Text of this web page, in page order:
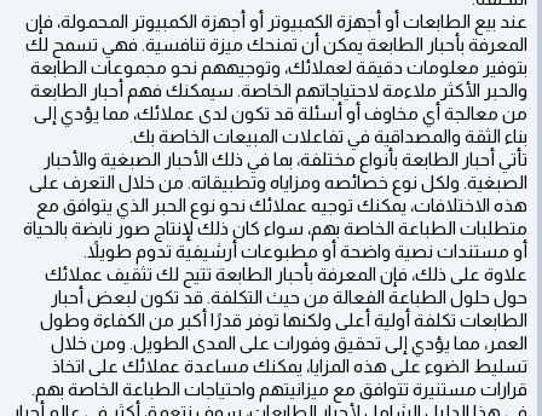
عند بيع الطابعات أو أجهزة الكمبيوتر أو أجهزة الكمبيوتر المحمولة، فإن
المعرفة بأحبار الطابعة يمكن أن تمنحك ميزة تنافسية. فهي تسمح لك
بتوفير معلومات دقيقة لعملائك، وتوجيههم نحو مجموعات الطابعة
والحبر الأكثر ملاءمة لاحتياجاتهم الخاصة. سيمكنك فهم أحبار الطابعة
من معالجة أي مخاوف أو أسئلة قد تكون لدى عملائك، مما يؤدي إلى
بناء الثقة والمصداقية في تفاعلات المبيعات الخاصة بك.
تأتي أحبار الطابعة بأنواع مختلفة، بما في ذلك الأحبار الصبغية والأحبار
الصبغية. ولكل نوع خصائصه ومزاياه وتطبيقاته. من خلال التعرف على
هذه الاختلافات، يمكنك توجيه عملائك نحو نوع الحبر الذي يتوافق مع
متطلبات الطباعة الخاصة بهم، سواء كان ذلك لإنتاج صور نابضة بالحياة
أو مستندات نصية واضحة أو مطبوعات أرشيفية تدوم طويلاً.
علاوة على ذلك، فإن المعرفة بأحبار الطابعة تتيح لك تثقيف عملائك
حول حلول الطباعة الفعالة من حيث التكلفة. قد تكون لبعض أحبار
الطابعات تكلفة أولية أعلى ولكنها توفر قدرًا أكبر من الكفاءة وطول
العمر، مما يؤدي إلى تحقيق وفورات على المدى الطويل. ومن خلال
تسليط الضوء على هذه المزايا، يمكنك مساعدة عملائك على اتخاذ
قرارات مستنيرة تتوافق مع ميزانيتهم ​​واحتياجات الطباعة الخاصة بهم.